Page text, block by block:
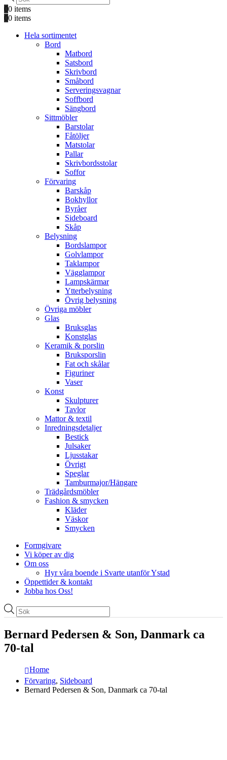
00 items
00 items
Hela sortimentet
Bord
Matbord
Satsbord
Skrivbord
Småbord
Serveringsvagnar
Soffbord
Sängbord
Sittmöbler
Barstolar
Fåtöljer
Matstolar
Pallar
Skrivbordsstolar
Soffor
Förvaring
Barskåp
Bokhyllor
Byråer
Sideboard
Skåp
Belysning
Bordslampor
Golvlampor
Taklampor
Vägglampor
Lampskärmar
Ytterbelysning
Övrig belysning
Övriga möbler
Glas
Bruksglas
Konstglas
Keramik & porslin
Bruksporslin
Fat och skålar
Figuriner
Vaser
Konst
Skulpturer
Tavlor
Mattor & textil
Inredningsdetaljer
Bestick
Julsaker
Ljusstakar
Övrigt
Speglar
Tamburmajor/Hängare
Trädgårdsmöbler
Fashion & smycken
Kläder
Väskor
Smycken
Formgivare
Vi köper av dig
Om oss
Hyr våra boende i Svarte utanför Ystad
Öppettider & kontakt
Jobba hos Oss!
Produktsökning
Bernard Pedersen & Son, Danmark ca
70-tal
Home
Förvaring, Sideboard
Bernard Pedersen & Son, Danmark ca 70-tal